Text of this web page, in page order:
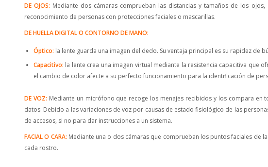
DE OJOS: Mediante dos cámaras comprueban las distancias y tamaños de los
reconocimiento de personas con protecciones faciales o mascarillas.
DE HUELLA DIGITAL O CONTORNO DE MANO:
Óptico: la lente guarda una imagen del dedo. Su ventaja principal es su rapidez de
Capacitivo: la lente crea una imagen virtual mediante la resistencia capacitiva que
el cambio de color afecte a su perfecto funcionamiento para la identificación de
DE VOZ: Mediante un micrófono que recoge los menajes recibidos y los compara
datos. Debido a las variaciones de voz por causas de estado fisiológico de las
de accesos, si no para dar instrucciones a un sistema.
FACIAL O CARA: Mediante una o dos cámaras que comprueban los puntos faciales de
cada rostro.